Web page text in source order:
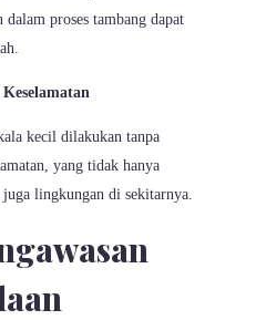
proses tambang dapat
kecil dilakukan tanpa
yang tidak hanya
lingkungan di sekitarnya.